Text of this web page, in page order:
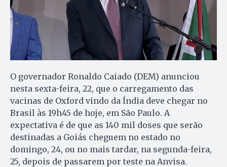
O governador Ronaldo Caiado (DEM) anunciou
nesta sexta-feira, 22, que o carregamento das
vacinas de Oxford vindo da Índia deve chegar no
Brasil às 19h45 de hoje, em São Paulo. A
expectativa é de que as 140 mil doses que serão
destinadas a Goiás cheguem no estado no
domingo, 24, ou no mais tardar, na segunda-feira,
25, depois de passarem por teste na Anvisa.